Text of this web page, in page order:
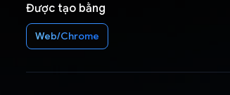
Được tạo bằng
Web/Chrome